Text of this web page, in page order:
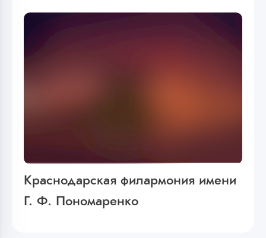
Краснодарская филармония имени
Г. Ф. Пономаренко